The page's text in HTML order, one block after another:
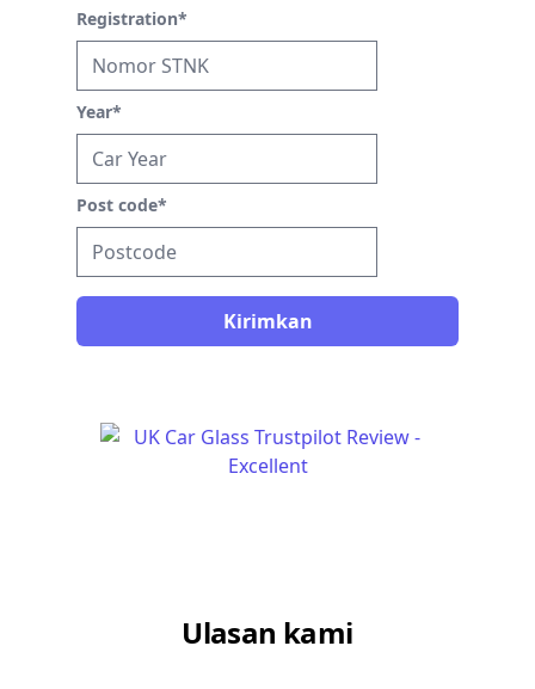
Registration*
Year*
Post code*
Kirimkan
Ulasan kami